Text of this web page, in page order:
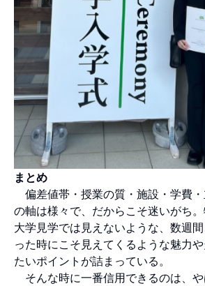
まとめ
偏差値帯・授業の質・施設・学費
の軸は様々で、だからこそ迷いがち
大学見学では見えないような、数週
った時にこそ見えてくるような魅力
たいポイントが詰まっている。
そんな時に一番信用できるのは、